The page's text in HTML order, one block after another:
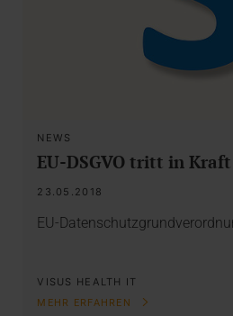
NEWS
EU-DSGVO tritt in Kraft
23.05.2018
EU-
VISUS HEALTH IT
MEHR ERFAHREN